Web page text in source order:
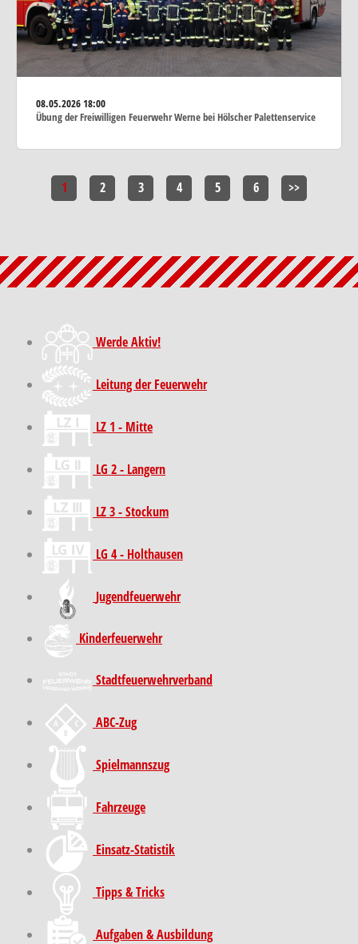
08.05.202618:00
Übung der Freiwilligen Feuerwehr Werne bei Hölscher Palettenservice
1 2 3 4 5 6 >>
Werde Aktiv!
Leitung der Feuerwehr
LZ 1 - Mitte
LG 2 - Langern
LZ 3 - Stockum
LG 4 - Holthausen
Jugendfeuerwehr
Kinder­feuer­wehr
Stadt­feuer­wehr­verband
ABC-Zug
Spielmannszug
Fahrzeuge
Einsatz-Statistik
Tipps & Tricks
Aufgaben & Ausbildung